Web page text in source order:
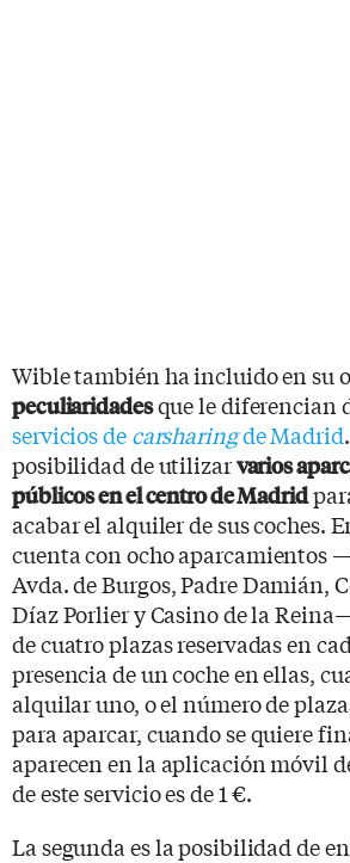
Wible también ha incluido en su
peculiaridadesque le diferencian
servicios decarsharingde Madrid
posibilidad de utilizarvarios
públicos en el centro de Madrid
acabar el alquiler de sus coches.
cuenta con ocho aparcamientos
Avda. de Burgos, Padre Damián,
Díaz Porlier y Casino de la
de cuatro plazas reservadas en
presencia de un coche en ellas,
alquilar uno, o el número de
para aparcar, cuando se quiere
aparecen en la aplicación móvil
de este servicio es de 1 €.
La segunda es la posibilidad de